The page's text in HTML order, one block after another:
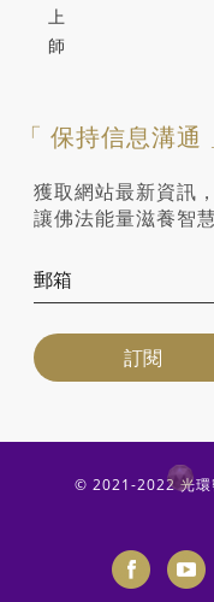
上
師
「 保持信息溝通
獲取網站最新資訊，
讓佛法能量滋養智慧
© 2021-2022 光環